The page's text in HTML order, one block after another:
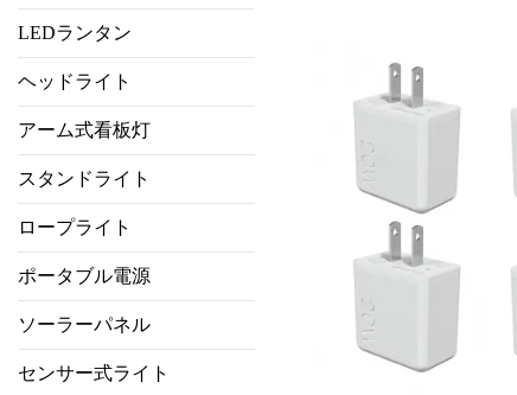
LEDランタン
ヘッドライト
アーム式看板灯
スタンドライト
ロープライト
ポータブル電源
ソーラーパネル
センサー式ライト